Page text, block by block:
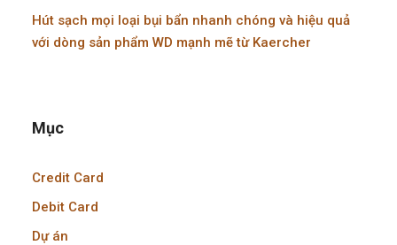
Hút sạch mọi loại bụi bẩn nhanh chóng và hiệu quả
với dòng sản phẩm WD mạnh mẽ từ Kaercher
Mục
Credit Card
Debit Card
Dự án